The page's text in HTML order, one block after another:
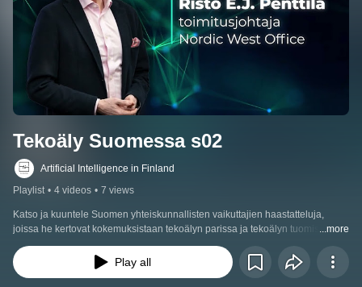
Tekoäly Suomessa s02
Artificial Intelligence in Finland
Playlist • 4 videos • 7 views
Katso ja kuuntele Suomen yhteiskunnallisten vaikuttajien haastatteluja,
joissa he kertovat kokemuksistaan tekoälyn parissa ja tekoälyn tuomista
mahdollisuuksista liike-elämälle.
...more
Play all